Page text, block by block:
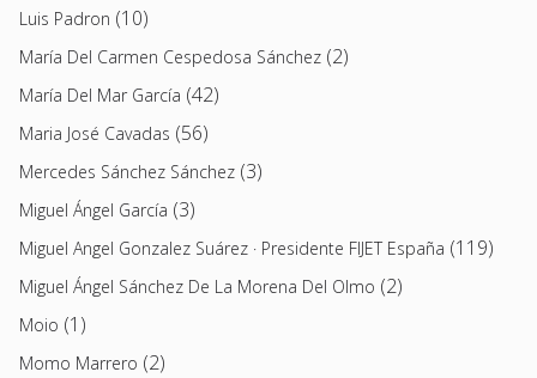
Luis Padron (10)
María Del Carmen Cespedosa Sánchez (2)
María Del Mar García (42)
Maria José Cavadas (56)
Mercedes Sánchez Sánchez (3)
Miguel Ángel García (3)
Miguel Angel Gonzalez Suárez · Presidente FIJET España (119)
Miguel Ángel Sánchez De La Morena Del Olmo (2)
Moio (1)
Momo Marrero (2)